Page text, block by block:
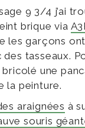
9 3/4 j’ai
brique via
les garçons
tasseaux.
bricolé une
la peinture.
araignées à
souris